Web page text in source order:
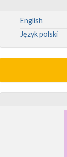
English
Język polski